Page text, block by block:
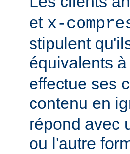
et x-
stipulent
équivalents à
effectue ses
contenu en
répond avec
ou l'autre